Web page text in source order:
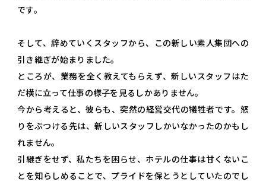
です。
そして、辞めていくスタッフから、この新しい素人集団への
引き継ぎが始まりました。
ところが、業務を全く教えてもらえず、新しいスタッフはた
だ横に立って仕事の様子を見るしかありません。
今から考えると、彼らも、突然の経営交代の犠牲者です。怒
りをぶつける先は、新しいスタッフしかいなかったのかもし
れません。
引継ぎをせず、私たちを困らせ、ホテルの仕事は甘くないこ
とを知らしめることで、プライドを保とうとしていたのでし